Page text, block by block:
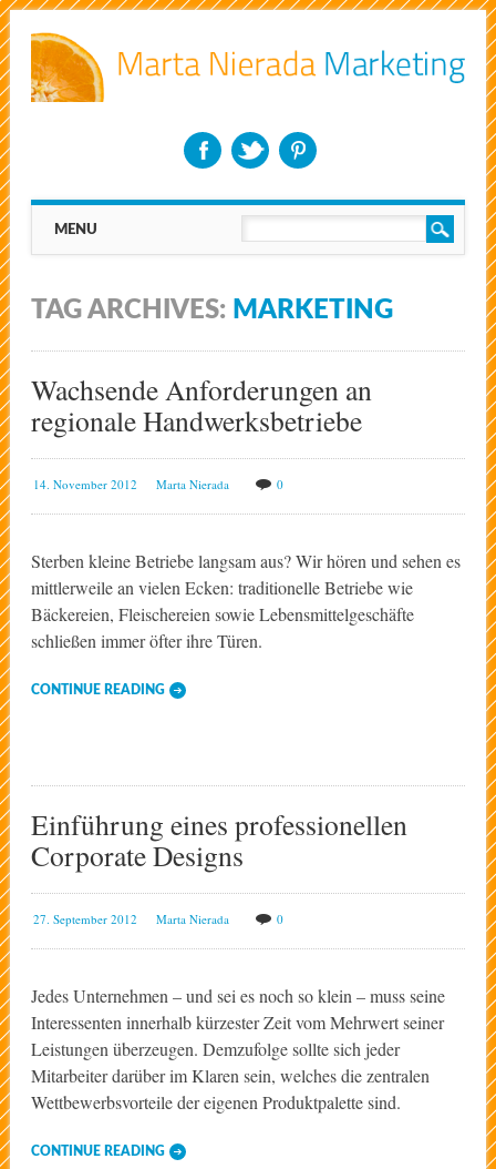
Main menu
MENU
TAG ARCHIVES: MARKETING
Wachsende Anforderungen an
regionale Handwerksbetriebe
14. November 2012 Marta Nierada 0
Sterben kleine Betriebe langsam aus? Wir hören und sehen es
mittlerweile an vielen Ecken: traditionelle Betriebe wie
Bäckereien, Fleischereien sowie Lebensmittelgeschäfte
schließen immer öfter ihre Türen.
CONTINUE READING
Einführung eines professionellen
Corporate Designs
27. September 2012 Marta Nierada 0
Jedes Unternehmen – und sei es noch so klein – muss seine
Interessenten innerhalb kürzester Zeit vom Mehrwert seiner
Leistungen überzeugen. Demzufolge sollte sich jeder
Mitarbeiter darüber im Klaren sein, welches die zentralen
Wettbewerbsvorteile der eigenen Produktpalette sind.
CONTINUE READING